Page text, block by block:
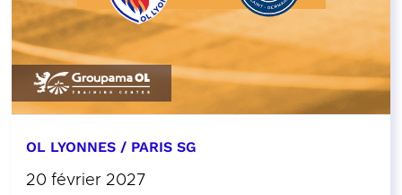
OL LYONNES / PARIS SG
20 février 2027